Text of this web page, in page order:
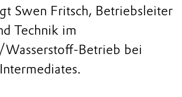
Swen Fritsch, Betriebsleiter
Technik im
Wasserstoff-Betrieb bei